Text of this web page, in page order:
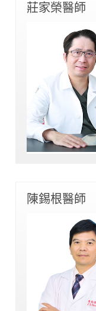
莊家榮醫師
陳錫根醫師